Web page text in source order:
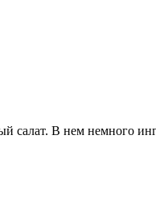
В нем немного